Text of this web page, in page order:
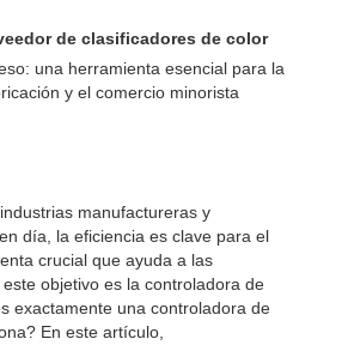
de clasificadores de color
una herramienta esencial para la
y el comercio minorista
manufactureras y
día, la eficiencia es clave para el
crucial que ayuda a las
objetivo es la controladora de
exactamente una controladora de
En este artículo,